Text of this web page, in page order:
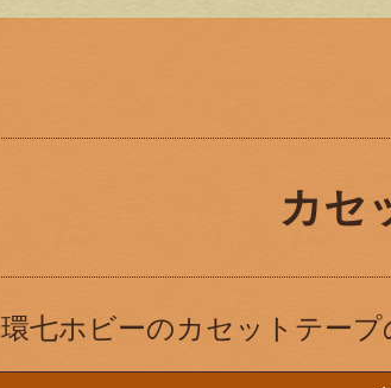
カセ
環七ホビーのカセットテープ